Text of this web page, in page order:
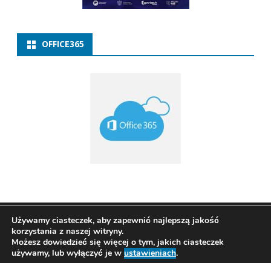
OFFICE365
Copyright 2021 ZSP w Baborowie Ribosome
Powered by
Używamy ciasteczek, aby zapewnić najlepszą jakość
korzystania z naszej witryny.
Możesz dowiedzieć się więcej o tym, jakich ciasteczek
używamy, lub wyłączyć je w ustawieniach.